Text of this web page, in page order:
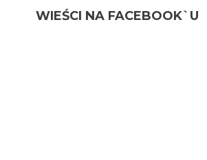
WIEŚCI NA FACEBOOK`U